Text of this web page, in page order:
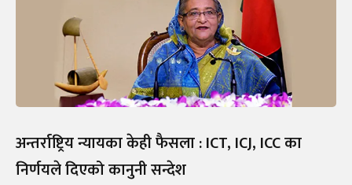
अन्तर्राष्ट्रिय न्यायका केही फैसला : ICT, ICJ, ICC का
निर्णयले दिएको कानुनी सन्देश